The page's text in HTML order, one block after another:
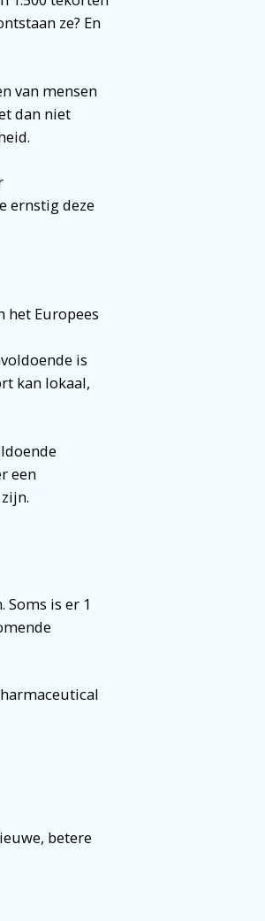
ze? En
van mensen
dan niet
ernstig deze
het Europees
is
kan lokaal,
een
is er 1
betere